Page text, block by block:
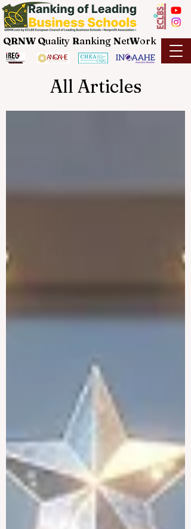
QRNW Quality Ranking NetWork
All Articles